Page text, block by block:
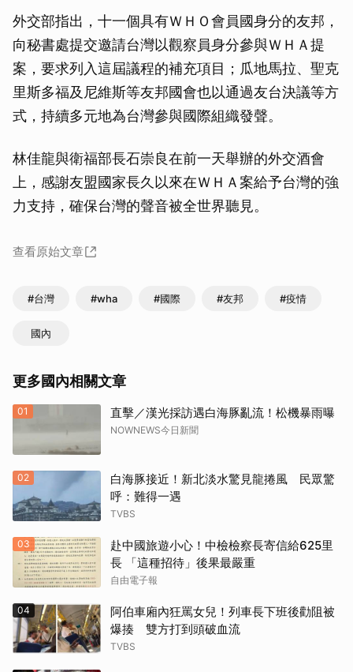
外交部指出，十一個具有ＷＨＯ會員國身分的友邦，
向秘書處提交邀請台灣以觀察員身分參與ＷＨＡ提
案，要求列入這屆議程的補充項目；瓜地馬拉、聖克
里斯多福及尼維斯等友邦國會也以通過友台決議等方
式，持續多元地為台灣參與國際組織發聲。
林佳龍與衛福部長石崇良在前一天舉辦的外交酒會
上，感謝友盟國家長久以來在ＷＨＡ案給予台灣的強
力支持，確保台灣的聲音被全世界聽見。
查看原始文章
#台灣 #wha #國際 #友邦 #疫情
國內
更多國內相關文章
01 直擊／漢光採訪遇白海豚亂流！松機暴雨曝
NOWNEWS今日新聞
02
白海豚接近！新北淡水驚見龍捲風 民眾驚
呼：難得一遇
TVBS
03
赴中國旅遊小心！中檢檢察長寄信給625里
長 「這種招待」後果最嚴重
自由電子報
04
阿伯車廂內狂罵女兒！列車長下班後勸阻被
爆揍 雙方打到頭破血流
TVBS